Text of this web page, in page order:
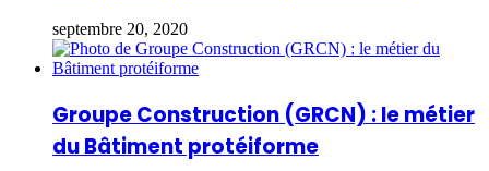
septembre 20, 2020
Groupe Construction (GRCN) : le métier
du Bâtiment protéiforme